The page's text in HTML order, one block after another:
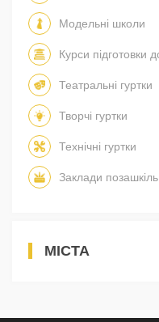
Модельні школи
Курси
Театральні гуртки
Творчі гуртки
Технічні гуртки
Заклади
МІСТА